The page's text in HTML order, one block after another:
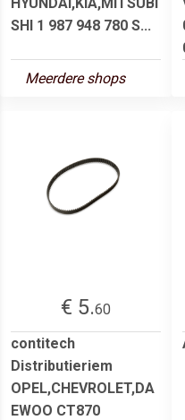
SHI 1 987 948 780 S...
Meerdere shops
€ 5.60
contitech
Distributieriem
OPEL,CHEVROLET,DA
EWOO CT870